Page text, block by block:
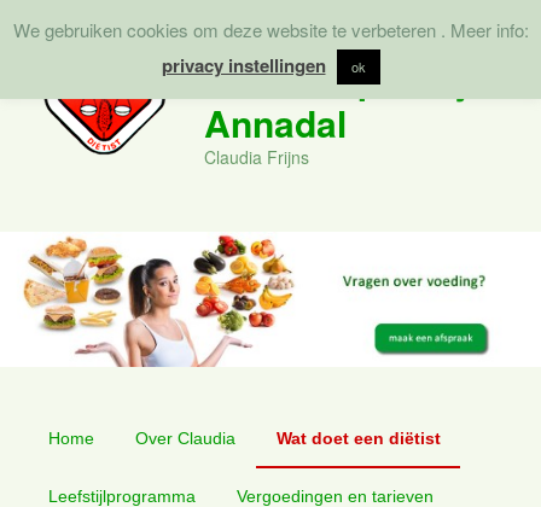
Diëtistenpraktijk
Annadal
Claudia Frijns
Spring
naar
Spring
naar
Home Over Claudia Wat doet een diëtist
Leefstijlprogramma Vergoedingen en tarieven
We gebruiken cookies om deze website te verbeteren . Meer info:
privacy instellingen ok